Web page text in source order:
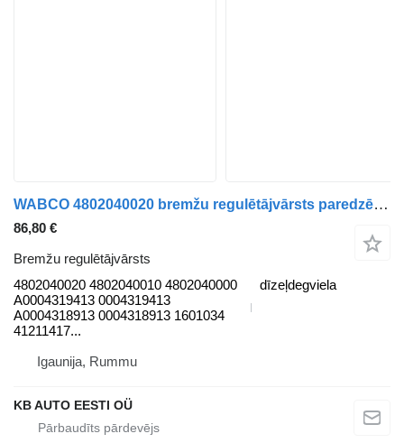
WABCO 4802040020 bremžu regulētājvārsts paredzēts IVECO Stralis, Trakker (2002-) kravas automašīnas
86,80 €
Bremžu regulētājvārsts
4802040020 4802040010 4802040000
A0004319413 0004319413
A0004318913 0004318913 1601034
41211417...
dīzeļdegviela
Igaunija, Rummu
KB AUTO EESTI OÜ